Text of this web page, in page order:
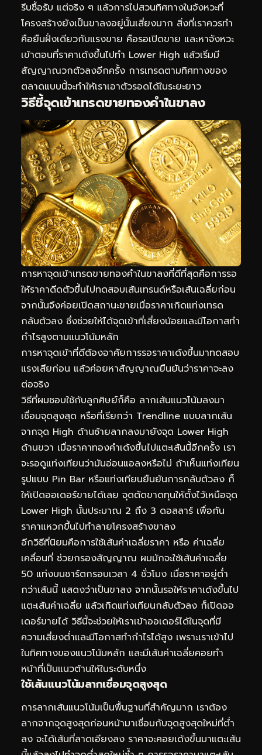
รีบซื้อรับ แต่จริง ๆ แล้วการไปสวนทิศทางในจังหวะที่
โครงสร้างยังเป็นขาลงอยู่นั้นเสี่ยงมาก สิ่งที่เราควรทำ
คือยืนฝั่งเดียวกับแรงขาย คือรอเปิดขาย และหาจังหวะ
เข้าตอนที่ราคาเด้งขึ้นไปทำ Lower High แล้วเริ่มมี
สัญญาณวกตัวลงอีกครั้ง การเทรดตามทิศทางของ
ตลาดแบบนี้จะทำให้เราเอาตัวรอดได้ในระยะยาว
วิธีชี้จุดเข้าเทรดขายทองคำในขาลง
การหาจุดเข้าเทรดขายทองคำในขาลงที่ดีที่สุดคือการรอ
ให้ราคาดีดตัวขึ้นไปทดสอบเส้นเทรนด์หรือเส้นเฉลี่ยก่อน
จากนั้นจึงค่อยเปิดสถานะขายเมื่อราคาเกิดแท่งเทรด
กลับตัวลง ซึ่งช่วยให้ได้จุดเข้าที่เสี่ยงน้อยและมีโอกาสทำ
กำไรสูงตามแนวโน้มหลัก
การหาจุดเข้าที่ดีต้องอาศัยการรอราคาเด้งขึ้นมาทดสอบ
แรงเสียก่อน แล้วค่อยหาสัญญาณยืนยันว่าราคาจะลง
ต่อจริง
วิธีที่ผมชอบใช้กับลูกศิษย์ก็คือ ลากเส้นแนวโน้มลงมา
เชื่อมจุดสูงสุด หรือที่เรียกว่า Trendline แบบลากเส้น
จากจุด High ด้านซ้ายลากลงมายังจุด Lower High
ด้านขวา เมื่อราคาทองคำเด้งขึ้นไปแตะเส้นนี้อีกครั้ง เรา
จะรอดูแท่งเทียนว่ามันอ่อนแอลงหรือไม่ ถ้าเห็นแท่งเทียน
รูปแบบ Pin Bar หรือแท่งเทียนยืนยันการกลับตัวลง ก็
ให้เปิดออเดอร์ขายได้เลย จุดตัดขาดทุนให้ตั้งไว้เหนือจุด
Lower High นั้นประมาณ 2 ถึง 3 ดอลลาร์ เพื่อกัน
ราคาแหวกขึ้นไปทำลายโครงสร้างขาลง
อีกวิธีที่นิยมคือการใช้เส้นค่าเฉลี่ยราคา หรือ ค่าเฉลี่ย
เคลื่อนที่ ช่วยกรองสัญญาณ ผมมักจะใช้เส้นค่าเฉลี่ย
50 แท่งบนชาร์ตกรอบเวลา 4 ชั่วโมง เมื่อราคาอยู่ต่ำ
กว่าเส้นนี้ แสดงว่าเป็นขาลง จากนั้นรอให้ราคาเด้งขึ้นไป
แตะเส้นค่าเฉลี่ย แล้วเกิดแท่งเทียนกลับตัวลง ก็เปิดออ
เดอร์ขายได้ วิธีนี้จะช่วยให้เราเข้าออเดอร์ได้ในจุดที่มี
ความเสี่ยงต่ำและมีโอกาสทำกำไรได้สูง เพราะเราเข้าไป
ในทิศทางของแนวโน้มหลัก และมีเส้นค่าเฉลี่ยคอยทำ
หน้าที่เป็นแนวต้านให้ในระดับหนึ่ง
ใช้เส้นแนวโน้มลากเชื่อมจุดสูงสุด
การลากเส้นแนวโน้มเป็นพื้นฐานที่สำคัญมาก เราต้อง
ลากจากจุดสูงสุดก่อนหน้ามาเชื่อมกับจุดสูงสุดใหม่ที่ต่ำ
ลง จะได้เส้นที่ลาดเอียงลง ราคาจะคอยเด้งขึ้นมาแตะเส้น